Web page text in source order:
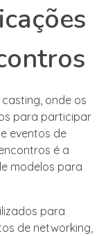
onde os
para participar
eventos de
é a
modelos para
para
de networking,